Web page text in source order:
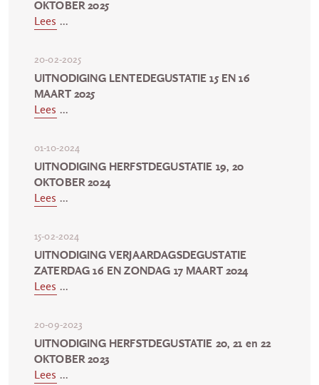
OKTOBER 2025
Lees ...
20-02-2025
UITNODIGING LENTEDEGUSTATIE 15 EN 16
MAART 2025
Lees ...
01-10-2024
UITNODIGING HERFSTDEGUSTATIE 19, 20
OKTOBER 2024
Lees ...
15-02-2024
UITNODIGING VERJAARDAGSDEGUSTATIE
ZATERDAG 16 EN ZONDAG 17 MAART 2024
Lees ...
20-09-2023
UITNODIGING HERFSTDEGUSTATIE 20, 21 en 22
OKTOBER 2023
Lees ...